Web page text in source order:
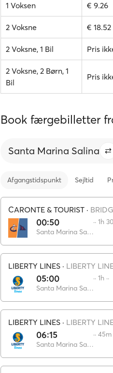
1 Voksen € 9.26
2 Voksne € 18.52
2 Voksne, 1 Bil Pris
2 Voksne, 2 Børn, 1
Bil
Pris
Book færgebilletter
Santa Marina Salina
Afgangstidspunkt Sejltid
CARONTE & TOURIST ·
00:50
Santa Marina Salina
·· 1h
LIBERTY LINES · LIBERTY
05:00
Santa Marina Salina
·· 1h ··
LIBERTY LINES · LIBERTY
06:15
Santa Marina Salina
·· 45m